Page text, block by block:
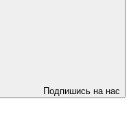
Подпишись на нас